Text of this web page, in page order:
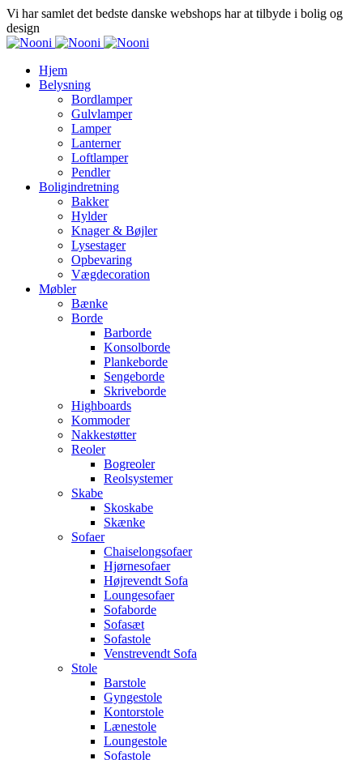
Vi har samlet det bedste danske webshops har at tilbyde i bolig og
design
Hjem
Belysning
Bordlamper
Gulvlamper
Lamper
Lanterner
Loftlamper
Pendler
Boligindretning
Bakker
Hylder
Knager & Bøjler
Lysestager
Opbevaring
Vægdecoration
Møbler
Bænke
Borde
Barborde
Konsolborde
Plankeborde
Sengeborde
Skriveborde
Highboards
Kommoder
Nakkestøtter
Reoler
Bogreoler
Reolsystemer
Skabe
Skoskabe
Skænke
Sofaer
Chaiselongsofaer
Hjørnesofaer
Højrevendt Sofa
Loungesofaer
Sofaborde
Sofasæt
Sofastole
Venstrevendt Sofa
Stole
Barstole
Gyngestole
Kontorstole
Lænestole
Loungestole
Sofastole